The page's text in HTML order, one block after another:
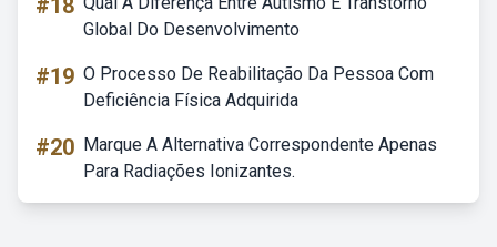
#18
Global Do Desenvolvimento
#19 O Processo De Reabilitação Da Pessoa Com
Deficiência Física Adquirida
#20 Marque A Alternativa Correspondente Apenas
Para Radiações Ionizantes.